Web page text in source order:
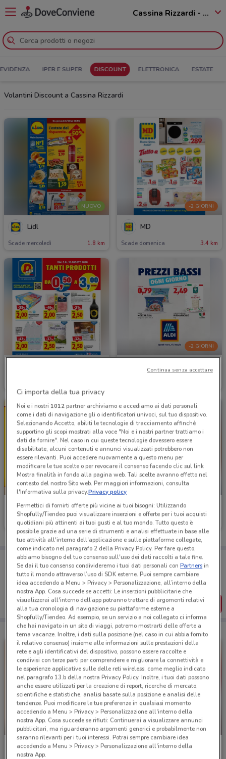
Cassina Rizzardi - 22070
IPER E SUPER DISCOUNT ELETTRONICA ESTATE
Volantini Discount a Cassina Rizzardi
NUOVO
Lidl
Scade mercoledì 1.8 km
-2 GIORNI
MD
Scade domenica 3.4 km
-2 GIORNI
Aldi
NUOVO
PENNY
Scade mercoledì 13 km
Eurospin
Scade domenica
Porta DoveConviene sempre con te!
Puoi trovare le migliori offerte dei negozi vicino a te,
salvarle e creare la tua lista del risparmio, comodamente
dal tuo cellulare.
SCARICA L’APP
Action
-5 GIORNI
PENNY
Ci importa della tua privacy
Noi e i nostri 1012partner archiviamo e accediamo ai dati personali,
come i dati di navigazione gli o identificatori univoci, sul tuo dispositivo.
Selezionando Accetto, abiliti le tecnologie di tracciamento affinché
supportino gli scopi mostrati alla voce "Noi e i nostri partner trattiamo i
dati da fornire". Nel caso in cui queste tecnologie dovessero essere
disabilitate, alcuni contenuti e annunci visualizzati potrebbero non
essere rilevanti. Puoi accedere nuovamente a questo menu per
modificare le tue scelte o per revocare il consenso facendo clic sul link
Mostra finalità in fondo alla pagina web. Tali scelte avranno effetto nel
contesto del nostro Sito web. Per maggiori informazioni, consulta
l'Informativa sulla privacy.Privacy policy
Permettici di fornirti offerte più vicine ai tuoi bisogni: Utilizzando
Shopfully/Tiendeo puoi visualizzare inserzioni e offerte per i tuoi acquisti
quotidiani più attinenti ai tuoi gusti e al tuo mondo. Tutto questo è
possibile grazie ad una serie di strumenti e analisi effettuate in base alle
tue attività all'interno dell'applicazione e sulle piattaforme collegate,
come indicato nel paragrafo 2 della Privacy Policy. Per fare questo,
abbiamo bisogno del tuo consenso sull'uso dei dati raccolti a tale fine.
Se dai il tuo consenso condivideremo i tuoi dati personali conPartnersin
tutto il mondo attraverso l’uso di SDK esterne. Puoi sempre cambiare
idea accedendo a Menu > Privacy > Personalizzazione, all’interno della
nostra App. Cosa succede se accetti: Le inserzioni pubblicitarie che
visualizzerai all'interno dell’app potranno trattare di argomenti relativi
alla tua cronologia di navigazione su piattaforme esterne a
Shopfully/Tiendeo. Ad esempio, se un servizio a noi collegato ci informa
che hai navigato in un sito di viaggi, potremo mostrarti delle offerte a
tema vacanze. Inoltre, i dati sulla posizione (nel caso in cui abbia fornito
il relativo consenso) insieme alle informazioni sulle prestazioni della
rete e agli identificativi del dispositivo, possono essere raccolte e
condivisi con terze parti per comprendere e migliorare la connettività e
le esperienze applicative sulle delle reti wireless, come meglio indicato
nel paragrafo 13.b della nostra Privacy Policy. Inoltre, i tuoi dati possono
anche essere utilizzati per la creazione di report, ricerche di mercato,
scientifiche e statistiche, analisi basate sulla posizione e analisi delle
tendenze. Puoi modificare le tue preferenze in qualsiasi momento
accedendo a Menu > Privacy > Personalizzazione all'interno della
nostra App. Cosa succede se rifiuti: Continuerai a visualizzare annunci
pubblicitari, ma riguarderanno argomenti generici e probabilmente non
saranno rilevanti per i tuoi interessi. Potrai sempre cambiare idea
accedendo a Menu > Privacy > Personalizzazione all'interno della
nostra App.
Continua senza accettare